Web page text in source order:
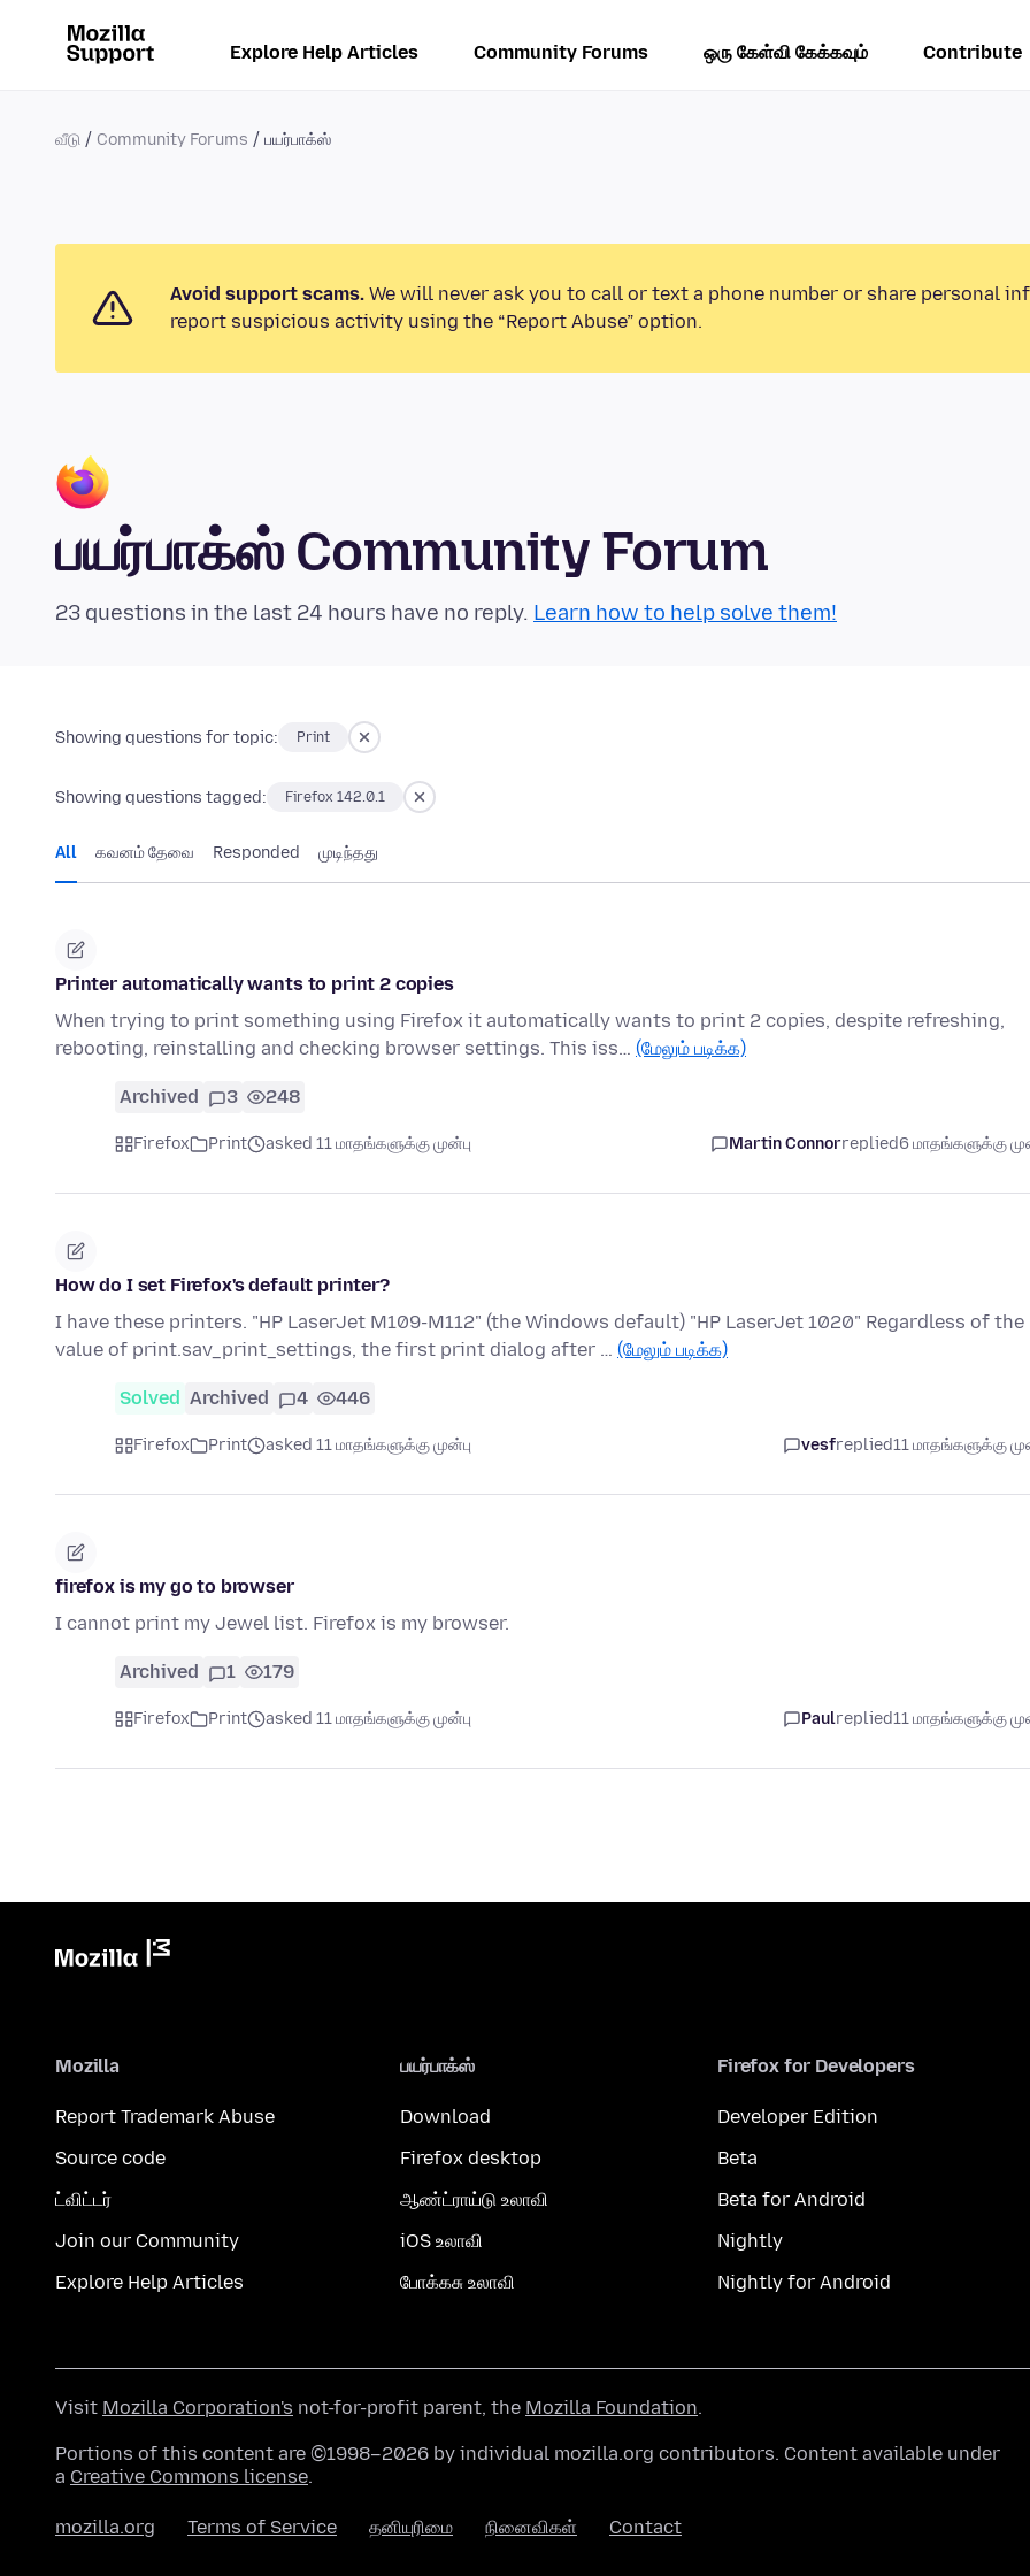
Explore Help Articles Community Forums ஒரு கேள்வி கேக்கவும் Contribute
வீடு Community Forums பயர்பாக்ஸ்
Avoid support scams. We will never ask you to call or text a phone number or share personal
report suspicious activity using the “Report Abuse” option.
பயர்பாக்ஸ் Community Forum
23 questions in the last 24 hours have no reply. Learn how to help solve them!
Showing questions for topic: Print
Showing questions tagged: Firefox 142.0.1
All கவனம் தேவை Responded முடிந்தது
Printer automatically wants to print 2 copies
When trying to print something using Firefox it automatically wants to print 2 copies, despite refreshing,
rebooting, reinstalling and checking browser settings. This iss… (மேலும் படிக்க)
Archived 3 248
Firefox Print asked 11 மாதங்களுக்கு முன்பு Martin Connorreplied6 மாதங்களுக்கு
How do I set Firefox's default printer?
I have these printers. "HP LaserJet M109-M112" (the Windows default) "HP LaserJet 1020" Regardless of the
value of print.sav_print_settings, the first print dialog after … (மேலும் படிக்க)
Solved Archived 4 446
Firefox Print asked 11 மாதங்களுக்கு முன்பு vesfreplied11 மாதங்களுக்கு
firefox is my go to browser
I cannot print my Jewel list. Firefox is my browser.
Archived 1 179
Firefox Print asked 11 மாதங்களுக்கு முன்பு Paulreplied11 மாதங்களுக்கு
Mozilla
Report Trademark Abuse
Source code
ட்விட்டர்
Join our Community
Explore Help Articles
பயர்பாக்ஸ்
Download
Firefox desktop
ஆண்ட்ராய்டு உலாவி
iOS உலாவி
போக்கசு உலாவி
Firefox for Developers
Developer Edition
Beta
Beta for Android
Nightly
Nightly for Android
Visit Mozilla Corporation's not-for-profit parent, the Mozilla Foundation.
Portions of this content are ©1998–2026 by individual mozilla.org contributors. Content available under
a Creative Commons license.
mozilla.org Terms of Service தனியுரிமை நினைவிகள் Contact